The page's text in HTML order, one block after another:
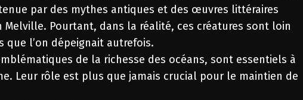
par des mythes antiques et des œuvres littéraires
Melville. Pourtant, dans la réalité, ces créatures sont loin
que l’on dépeignait autrefois.
de la richesse des océans, sont essentiels à
Leur rôle est plus que jamais crucial pour le maintien de